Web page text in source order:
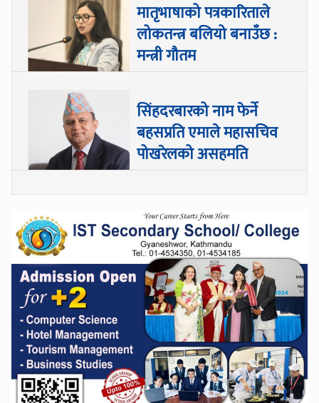
मातृभाषाको पत्रकारिताले
लोकतन्त्र बलियो बनाउँछ :
मन्त्री गौतम
सिंहदरबारको नाम फेर्ने
बहसप्रति एमाले महासचिव
पोखरेलको असहमति